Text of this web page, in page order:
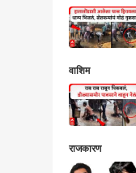
वाशिम
राजकारण